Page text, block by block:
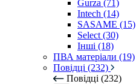
Gurza (71)
Intech (14)
SASAME (15)
Select (30)
Інші (18)
ПВА матеріали (19)
Повідці (232)
Повідці (232)